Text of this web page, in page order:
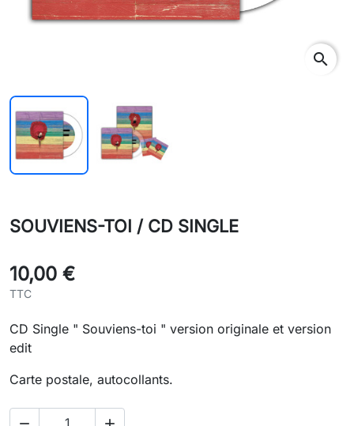
search
SOUVIENS-TOI / CD SINGLE
10,00 €
TTC
CD Single " Souviens-toi " version originale et version
edit
Carte postale, autocollants.